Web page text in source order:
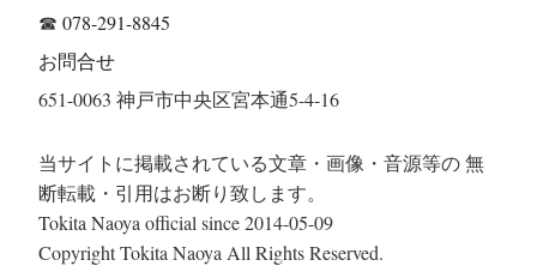
☎ 078-291-8845
お問合せ
651-0063 神戸市中央区宮本通5-4-16
当サイトに掲載されている文章・画像・音源等の 無
断転載・引用はお断り致します。
Tokita Naoya official since 2014-05-09
Copyright Tokita Naoya All Rights Reserved.